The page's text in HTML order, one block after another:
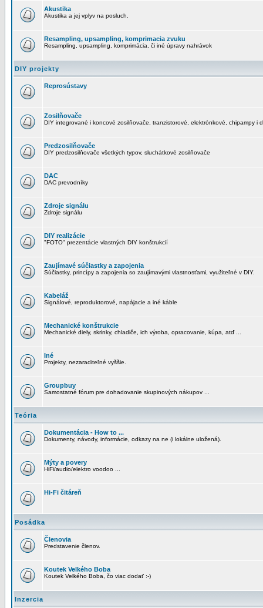
Akustika
Akustika a jej vplyv na posluch.
Resampling, upsampling, komprimacia zvuku
Resampling, upsampling, komprimácia, či iné úpravy nahrávok
DIY projekty
Reprosústavy
Zosilňovače
DIY integrované i koncové zosilňovače, tranzistorové, elektrónkové, chipampy i
Predzosilňovače
DIY predzosilňovače všetkých typov, sluchátkové zosilňovače
DAC
DAC prevodníky
Zdroje signálu
Zdroje signálu
DIY realizácie
"FOTO" prezentácie vlastných DIY konštrukcií
Zaujímavé súčiastky a zapojenia
Súčiastky, princípy a zapojenia so zaujímavými vlastnosťami, využiteľné v DIY.
Kabeláž
Signálové, reproduktorové, napájacie a iné káble
Mechanické konštrukcie
Mechanické diely, skrinky, chladiče, ich výroba, opracovanie, kúpa, atď ...
Iné
Projekty, nezaraditeľné vyššie.
Groupbuy
Samostatné fórum pre dohadovanie skupinových nákupov ...
Teória
Dokumentácia - How to ...
Dokumenty, návody, informácie, odkazy na ne (i lokálne uložená).
Mýty a povery
HiFi/audio/elektro voodoo ...
Hi-Fi čitáreň
Posádka
Členovia
Predstavenie členov.
Koutek Velkého Boba
Koutek Velkého Boba, čo viac dodať :-)
Inzercia